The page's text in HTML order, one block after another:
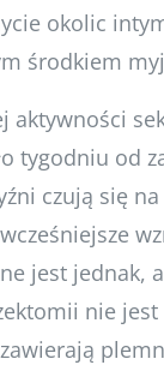
okolic
środkiem
aktywności
tygodniu od
czują się
jest jednak,
nie